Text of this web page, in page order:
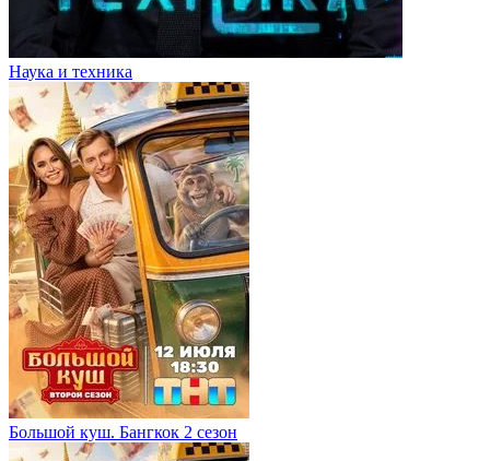
Наука и техника
Большой куш. Бангкок 2 сезон